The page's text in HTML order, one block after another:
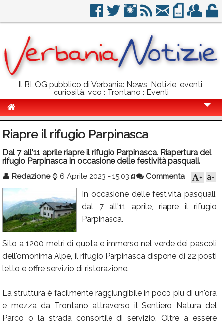
Il BLOG pubblico di Verbania: News, Notizie, eventi,
curiosità, vco : Trontano : Eventi
Politica
Sport
Eventi
Info Utili
Rubriche
Calendario
Annunci
Riapre il rifugio Parpinasca
Dal 7 all'11 aprile riapre il rifugio Parpinasca. Riapertura del
rifugio Parpinasca in occasione delle festività pasquali.
👤 Redazione ⌚ 6 Aprile 2023 - 15:03 Commenta a-
+
In occasione delle festività pasquali,
dal 7 all'11 aprile, riapre il rifugio
Parpinasca.
Sito a 1200 metri di quota e immerso nel verde dei pascoli
dell'omonima Alpe, il rifugio Parpinasca dispone di 22 posti
letto e offre servizio di ristorazione.
La struttura è facilmente raggiungibile in poco più di un'ora
e mezza da Trontano attraverso il Sentiero Natura del
Parco o la strada consortile di servizio. Oltre a essere